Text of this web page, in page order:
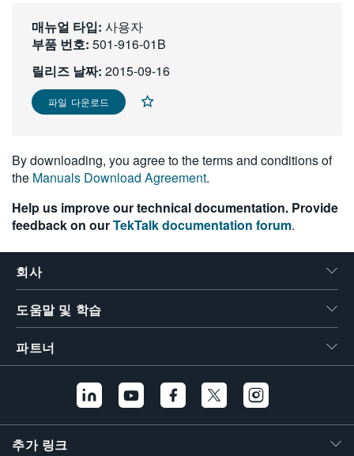
简体中文
日本語
한국어
繁體中文
매뉴얼 타입: 사용자
부품 번호: 501-916-01B
릴리즈 날짜: 2015-09-16
파일 다운로드
By downloading, you agree to the terms and conditions of
the Manuals Download Agreement.
Help us improve our technical documentation. Provide
feedback on ourTekTalk documentation forum.
회사
도움말 및 학습
파트너
추가 링크